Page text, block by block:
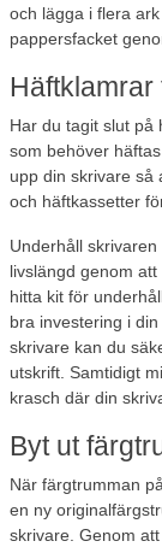
och lägga i flera
pappersfacket
Har du tagit slut på
som behöver
upp din skrivare så
och häftkassetter
Underhåll
livslängd genom
hitta kit för
bra investering i
skrivare kan du
utskrift. Samtidigt
krasch där din
Byt ut
När färgtrumman
en ny
skrivare. Genom